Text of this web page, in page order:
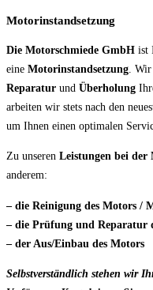
Motorinstandsetzung
Die Motorschmiede GmbH ist
eine Motorinstandsetzung .
Reparatur und Überholung
arbeiten wir stets nach den
um Ihnen einen optimalen
Zu unseren Leistungen bei der
anderem:
– die Reinigung des Motors /
– die Prüfung und Reparatur
– der Aus/Einbau des Motors
Selbstverständlich stehen wir